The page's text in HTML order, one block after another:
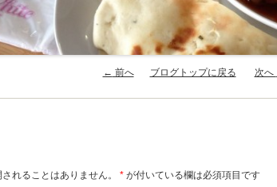
← 前へ ブログトップに戻る 次へ
れることはありません。 * が付いている欄は必須項目です